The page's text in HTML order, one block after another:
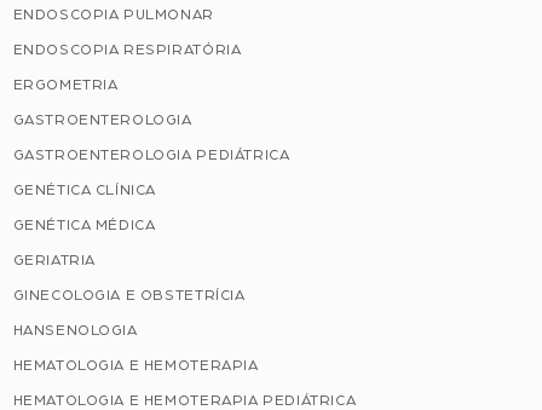
ENDOSCOPIA PULMONAR
ENDOSCOPIA RESPIRATÓRIA
ERGOMETRIA
GASTROENTEROLOGIA
GASTROENTEROLOGIA PEDIÁTRICA
GENÉTICA CLÍNICA
GENÉTICA MÉDICA
GERIATRIA
GINECOLOGIA E OBSTETRÍCIA
HANSENOLOGIA
HEMATOLOGIA E HEMOTERAPIA
HEMATOLOGIA E HEMOTERAPIA PEDIÁTRICA